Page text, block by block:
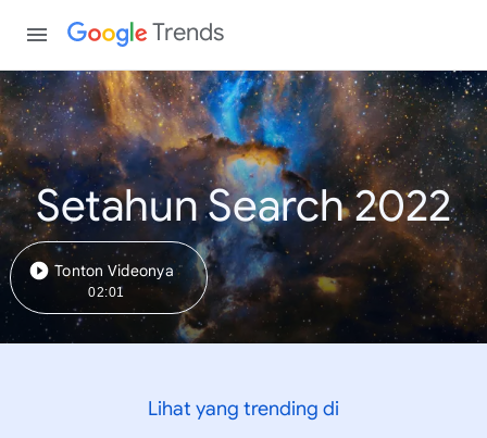
Trends
Setahun Search 2022
Tonton Videonya
02:01
Lihat yang trending di